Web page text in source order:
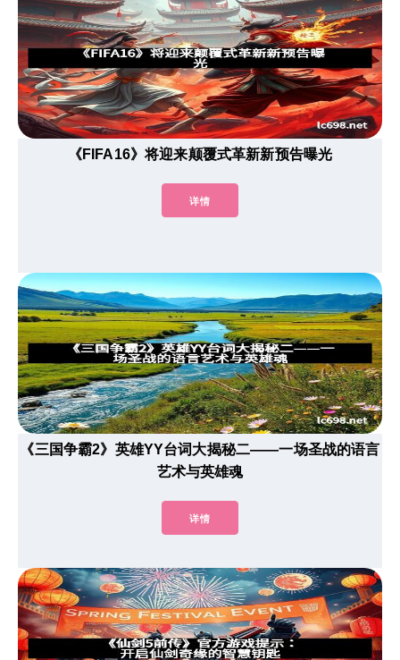
《FIFA16》将迎来颠覆式革新新预告曝光
详情
《三国争霸2》英雄YY台词大揭秘二——一场圣战的语言
艺术与英雄魂
详情